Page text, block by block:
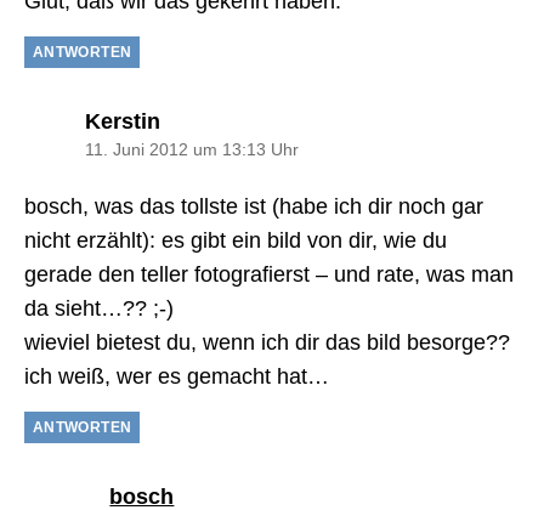
ANTWORTEN
Kerstin
11. Juni 2012 um 13:13 Uhr
bosch, was das tollste ist (habe ich dir noch gar
nicht erzählt): es gibt ein bild von dir, wie du
gerade den teller fotografierst – und rate, was man
da sieht…?? ;-)
wieviel bietest du, wenn ich dir das bild besorge??
ich weiß, wer es gemacht hat…
ANTWORTEN
bosch